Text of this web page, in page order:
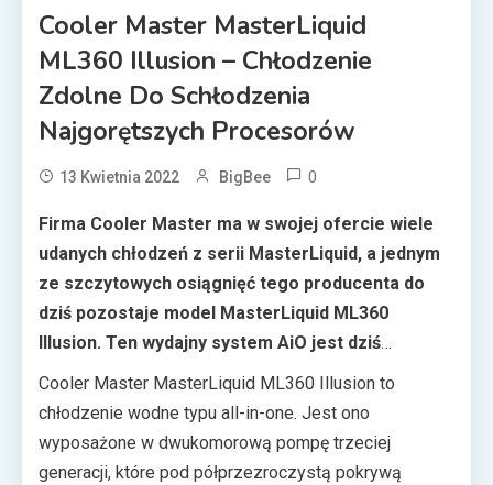
Cooler Master MasterLiquid
ML360 Illusion – Chłodzenie
Zdolne Do Schłodzenia
Najgorętszych Procesorów
13 Kwietnia 2022 BigBee 0
Firma Cooler Master ma w swojej ofercie wiele
udanych chłodzeń z serii MasterLiquid, a jednym
ze szczytowych osiągnięć tego producenta do
dziś pozostaje model MasterLiquid ML360
Illusion. Ten wydajny system AiO jest dziś
dostępny w znacznie niższej cenie niż w dniu
premiery, co czyni go jeszcze lepszą propozycją
w swoim segmencie.
Cooler Master MasterLiquid ML360 Illusion to
chłodzenie wodne typu all-in-one. Jest ono
wyposażone w dwukomorową pompę trzeciej
generacji, które pod półprzezroczystą pokrywą